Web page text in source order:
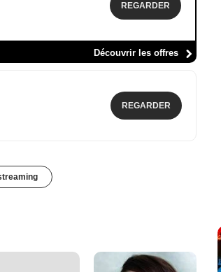
REGARDER
Découvrir les offres
REGARDER